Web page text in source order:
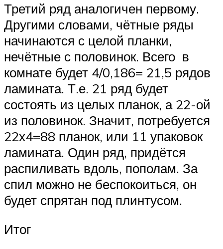
Третий ряд аналогичен первому.
Другими словами, чётные ряды
начинаются с целой планки,
нечётные с половинок. Всего в
комнате будет 4/0,186= 21,5 рядов
ламината. Т.е. 21 ряд будет
состоять из целых планок, а 22-ой
из половинок. Значит, потребуется
22х4=88 планок, или 11 упаковок
ламината. Один ряд, придётся
распиливать вдоль, пополам. За
спил можно не беспокоиться, он
будет спрятан под плинтусом.
Итог